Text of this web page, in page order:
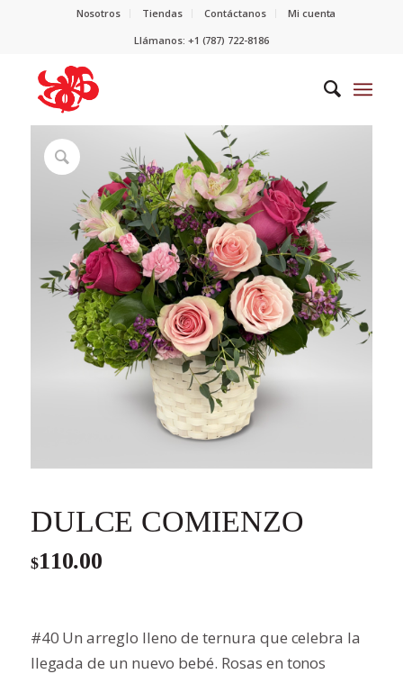
Nosotros Tiendas Contáctanos
Mi cuenta
Llámanos: +1 (787) 722-8186
DULCE COMIENZO
$110.00
#40 Un arreglo lleno de ternura que celebra la
llegada de un nuevo bebé. Rosas en tonos